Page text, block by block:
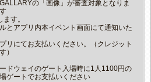
の「画像」が審査対象となりま
す。
とアプリ内本イベント画面にて通知いた
リにてお支払いください。（クレジット
）
ドウェイのゲート入場時に1人1100円の
ゲートでお支払いください